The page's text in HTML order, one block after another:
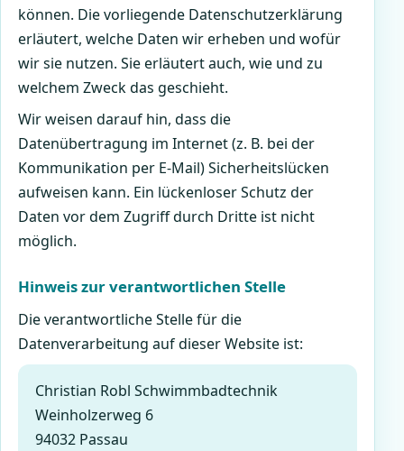
können. Die vorliegende Datenschutzerklärung
erläutert, welche Daten wir erheben und wofür
wir sie nutzen. Sie erläutert auch, wie und zu
welchem Zweck das geschieht.
Wir weisen darauf hin, dass die
Datenübertragung im Internet (z. B. bei der
Kommunikation per E-Mail) Sicherheitslücken
aufweisen kann. Ein lückenloser Schutz der
Daten vor dem Zugriff durch Dritte ist nicht
möglich.
Hinweis zur verantwortlichen Stelle
Die verantwortliche Stelle für die
Datenverarbeitung auf dieser Website ist:
Christian Robl Schwimmbadtechnik
Weinholzerweg 6
94032 Passau